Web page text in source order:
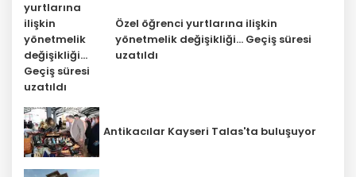
Özel öğrenci yurtlarına ilişkin
yönetmelik değişikliği... Geçiş süresi
uzatıldı
Antikacılar Kayseri Talas'ta buluşuyor